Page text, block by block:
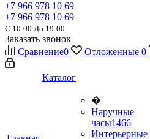
+7 966 978 10 69
+7 966 978 10 69
С 10:00 До 19:00
Заказать звонок
Сравнение0 Отложенные 0
Каталог
�
Наручные
часы1466
Интерьерные